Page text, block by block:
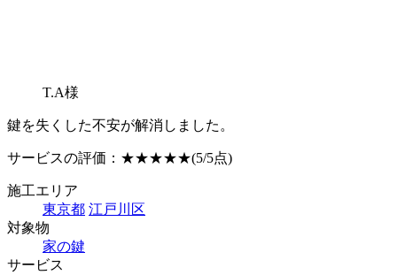
T.A様
鍵を失くした不安が解消しました。
サービスの評価： ★★★★★(5/5点)
施工エリア
東京都 江戸川区
対象物
家の鍵
サービス